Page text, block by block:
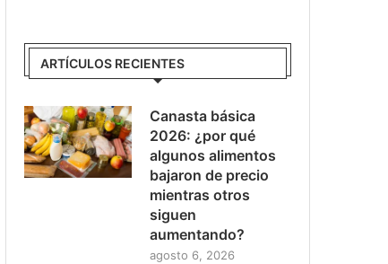
ARTÍCULOS RECIENTES
Canasta básica
2026: ¿por qué
algunos alimentos
bajaron de precio
mientras otros
siguen
aumentando?
agosto 6, 2026